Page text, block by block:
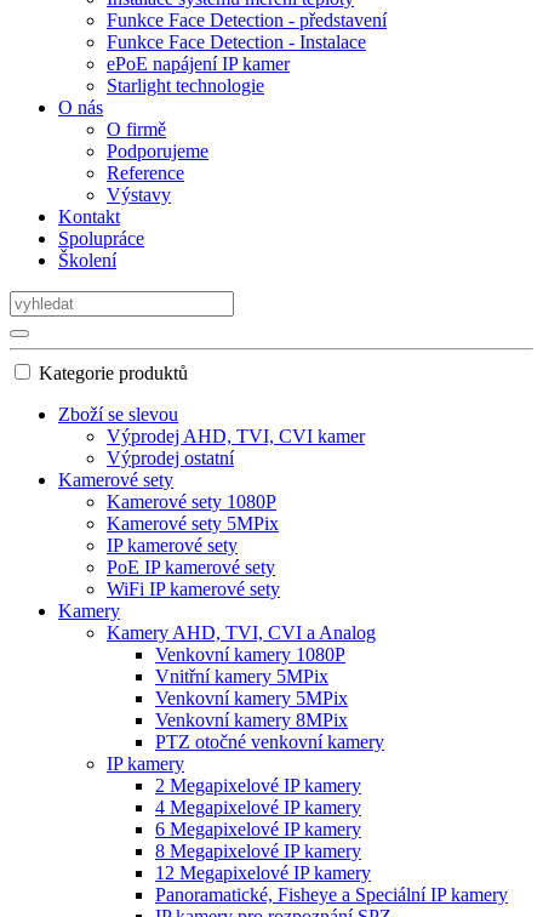
Funkce Face Detection - představení
Funkce Face Detection - Instalace
ePoE napájení IP kamer
Starlight technologie
O nás
O firmě
Podporujeme
Reference
Výstavy
Kontakt
Spolupráce
Školení
Kategorie produktů
Zboží se slevou
Výprodej AHD, TVI, CVI kamer
Výprodej ostatní
Kamerové sety
Kamerové sety 1080P
Kamerové sety 5MPix
IP kamerové sety
PoE IP kamerové sety
WiFi IP kamerové sety
Kamery
Kamery AHD, TVI, CVI a Analog
Venkovní kamery 1080P
Vnitřní kamery 5MPix
Venkovní kamery 5MPix
Venkovní kamery 8MPix
PTZ otočné venkovní kamery
IP kamery
2 Megapixelové IP kamery
4 Megapixelové IP kamery
6 Megapixelové IP kamery
8 Megapixelové IP kamery
12 Megapixelové IP kamery
Panoramatické, Fisheye a Speciální IP kamery